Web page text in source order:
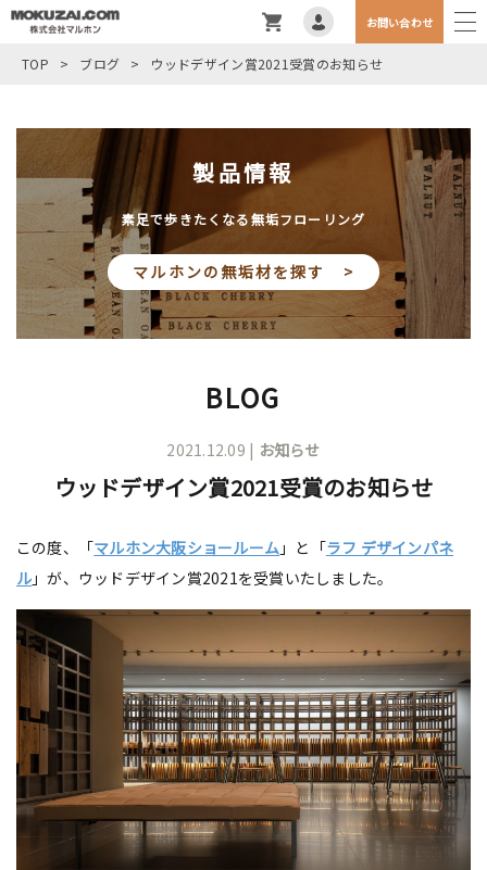
お問い合わせ
TOP > ブログ > ウッドデザイン賞2021受賞のお知らせ
製品情報
素足で歩きたくなる無垢フローリング
マルホンの無垢材を探す >
BLOG
2021.12.09 | お知らせ
ウッドデザイン賞2021受賞のお知らせ
この度、「マルホン大阪ショールーム 」と「ラフ デザインパネ
ル」が、ウッドデザイン賞2021を受賞いたしました。